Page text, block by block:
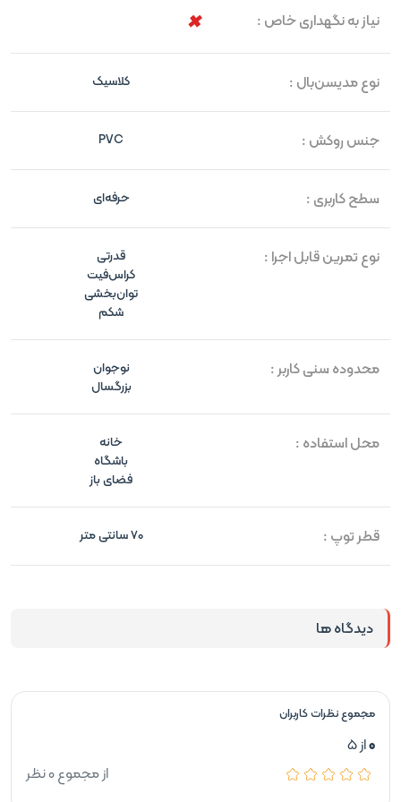
نیاز به نگهداری خاص :
نوع مدیسن‌بال : کلاسیک
جنس روکش : PVC
سطح کاربری : حرفه‌ای
نوع تمرین قابل اجرا :
قدرتی
کراس‌فیت
توان‌بخشی
شکم
محدوده سنی کاربر :
نوجوان
بزرگسال
محل استفاده :
خانه
باشگاه
فضای باز
قطر توپ : 70 سانتی متر
دیدگاه ها
مجموع نظرات کاربران
0از 5
از مجموع 0 نظر